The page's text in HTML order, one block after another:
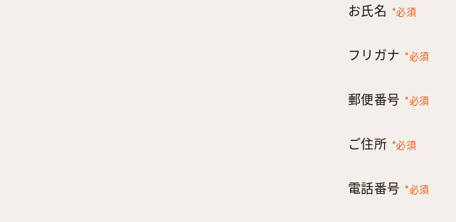
お氏名 *必須
フリガナ *必須
郵便番号 *必須
ご住所 *必須
電話番号 *必須